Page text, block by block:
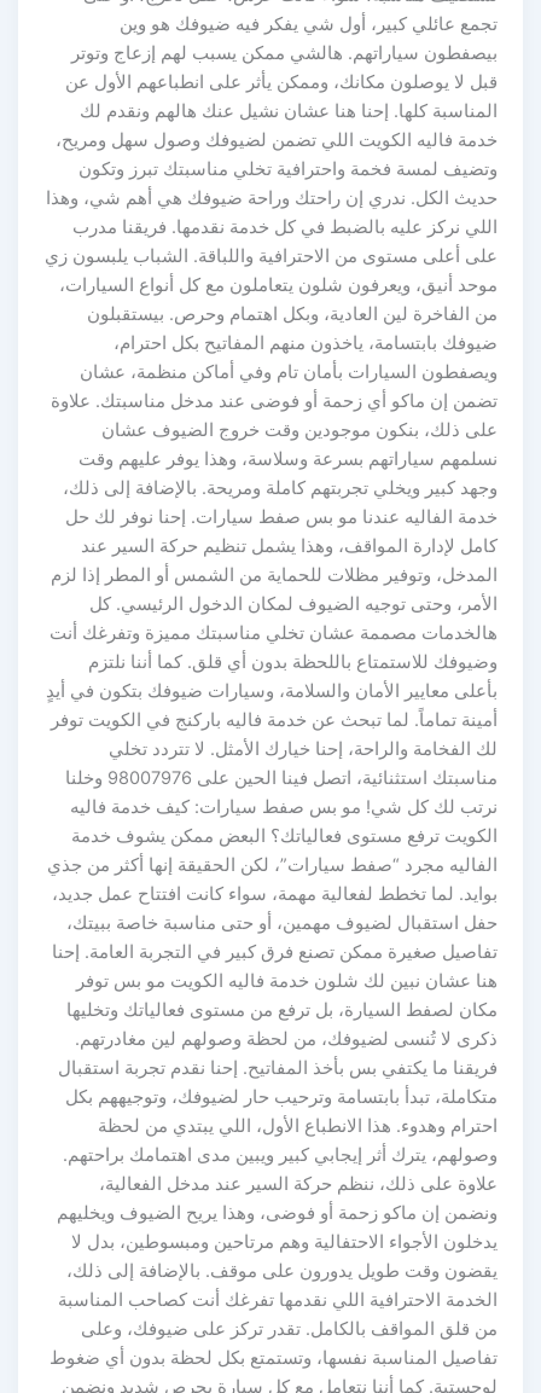
تجمع عائلي كبير، أول شي يفكر فيه ضيوفك هو وين
بيصفطون سياراتهم. هالشي ممكن يسبب لهم إزعاج وتوتر
قبل لا يوصلون مكانك، وممكن يأثر على انطباعهم الأول عن
المناسبة كلها. إحنا هنا عشان نشيل عنك هالهم ونقدم لك
خدمة فاليه الكويت اللي تضمن لضيوفك وصول سهل ومريح،
وتضيف لمسة فخمة واحترافية تخلي مناسبتك تبرز وتكون
حديث الكل. ندري إن راحتك وراحة ضيوفك هي أهم شي، وهذا
اللي نركز عليه بالضبط في كل خدمة نقدمها. فريقنا مدرب
على أعلى مستوى من الاحترافية واللباقة. الشباب يلبسون زي
موحد أنيق، ويعرفون شلون يتعاملون مع كل أنواع السيارات،
من الفاخرة لين العادية، وبكل اهتمام وحرص. بيستقبلون
ضيوفك بابتسامة، ياخذون منهم المفاتيح بكل احترام،
ويصفطون السيارات بأمان تام وفي أماكن منظمة، عشان
تضمن إن ماكو أي زحمة أو فوضى عند مدخل مناسبتك. علاوة
على ذلك، بنكون موجودين وقت خروج الضيوف عشان
نسلمهم سياراتهم بسرعة وسلاسة، وهذا يوفر عليهم وقت
وجهد كبير ويخلي تجربتهم كاملة ومريحة. بالإضافة إلى ذلك،
خدمة الفاليه عندنا مو بس صفط سيارات. إحنا نوفر لك حل
كامل لإدارة المواقف، وهذا يشمل تنظيم حركة السير عند
المدخل، وتوفير مظلات للحماية من الشمس أو المطر إذا لزم
الأمر، وحتى توجيه الضيوف لمكان الدخول الرئيسي. كل
هالخدمات مصممة عشان تخلي مناسبتك مميزة وتفرغك أنت
وضيوفك للاستمتاع باللحظة بدون أي قلق. كما أننا نلتزم
بأعلى معايير الأمان والسلامة، وسيارات ضيوفك بتكون في أيدٍ
أمينة تماماً. لما تبحث عن خدمة فاليه باركنج في الكويت توفر
لك الفخامة والراحة، إحنا خيارك الأمثل. لا تتردد تخلي
مناسبتك استثنائية، اتصل فينا الحين على 98007976 وخلنا
نرتب لك كل شي! مو بس صفط سيارات: كيف خدمة فاليه
الكويت ترفع مستوى فعالياتك؟ البعض ممكن يشوف خدمة
الفاليه مجرد “صفط سيارات”، لكن الحقيقة إنها أكثر من جذي
بوايد. لما تخطط لفعالية مهمة، سواء كانت افتتاح عمل جديد،
حفل استقبال لضيوف مهمين، أو حتى مناسبة خاصة ببيتك،
تفاصيل صغيرة ممكن تصنع فرق كبير في التجربة العامة. إحنا
هنا عشان نبين لك شلون خدمة فاليه الكويت مو بس توفر
مكان لصفط السيارة، بل ترفع من مستوى فعالياتك وتخليها
ذكرى لا تُنسى لضيوفك، من لحظة وصولهم لين مغادرتهم.
فريقنا ما يكتفي بس بأخذ المفاتيح. إحنا نقدم تجربة استقبال
متكاملة، تبدأ بابتسامة وترحيب حار لضيوفك، وتوجيههم بكل
احترام وهدوء. هذا الانطباع الأول، اللي يبتدي من لحظة
وصولهم، يترك أثر إيجابي كبير ويبين مدى اهتمامك براحتهم.
علاوة على ذلك، ننظم حركة السير عند مدخل الفعالية،
ونضمن إن ماكو زحمة أو فوضى، وهذا يريح الضيوف ويخليهم
يدخلون الأجواء الاحتفالية وهم مرتاحين ومبسوطين، بدل لا
يقضون وقت طويل يدورون على موقف. بالإضافة إلى ذلك،
الخدمة الاحترافية اللي نقدمها تفرغك أنت كصاحب المناسبة
من قلق المواقف بالكامل. تقدر تركز على ضيوفك، وعلى
تفاصيل المناسبة نفسها، وتستمتع بكل لحظة بدون أي ضغوط
لوجستية. كما أننا نتعامل مع كل سيارة بحرص شديد ونضمن